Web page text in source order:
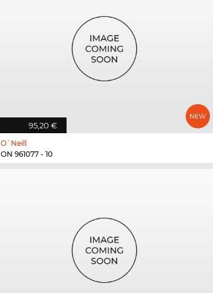
95,20 €
O`Neill
ON 961077 - 10